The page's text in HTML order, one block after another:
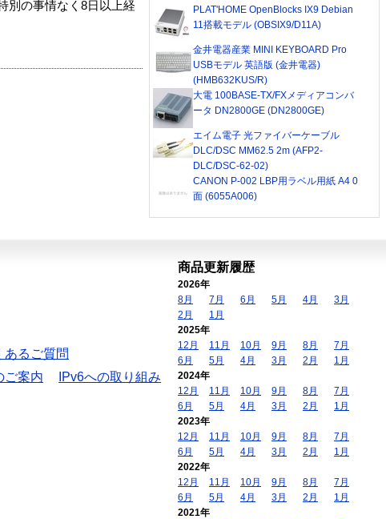
別の事情なく8日以上経
PLAT'HOME OpenBlocks IX9 Debian
11搭載モデル (OBSIX9/D11A)
金井電器産業 MINI KEYBOARD Pro
USBモデル 英語版 (金井電器)
(HMB632KUS/R)
大電 100BASE-TX/FXメディアコンバ
ータ DN2800GE (DN2800GE)
エイム電子 光ファイバーケーブル
DLC/DSC MM62.5 2m (AFP2-
DLC/DSC-62-02)
CANON P-002 LBP用ラベル用紙 A4 0
面 (6055A006)
あるご質問
ご案内
IPv6への取り組み
商品更新履歴
2026年
8月
7月 6月 5月 4月
3月
2月
1月
2025年
12月
11月 10月 9月 8月
7月
6月
5月 4月 3月 2月
1月
2024年
12月
11月 10月 9月 8月
7月
6月
5月 4月 3月 2月
1月
2023年
12月
11月 10月 9月 8月
7月
6月
5月 4月 3月 2月
1月
2022年
12月
11月 10月 9月 8月
7月
6月
5月 4月 3月 2月
1月
2021年